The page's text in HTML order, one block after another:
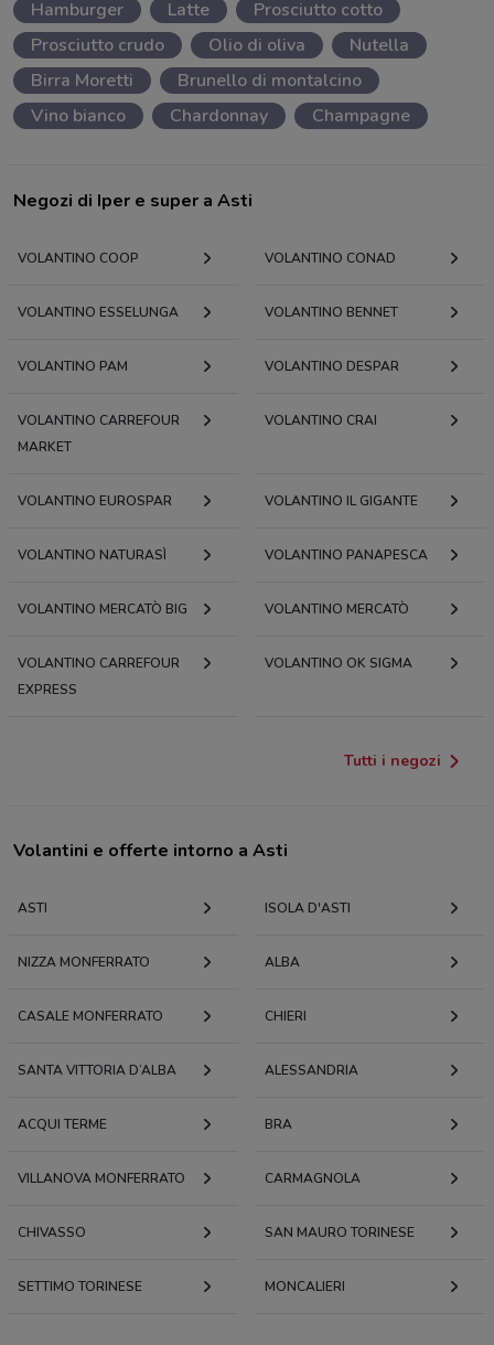
Hamburger Latte
Prosciutto cotto
Prosciutto crudo
Olio di oliva
Nutella
Birra Moretti
Brunello di montalcino
Vino bianco
Chardonnay Champagne
Negozi di Iper e super a Asti
VOLANTINO COOP VOLANTINO CONAD
VOLANTINO ESSELUNGA VOLANTINO BENNET
VOLANTINO PAM VOLANTINO DESPAR
VOLANTINO CARREFOUR
MARKET
VOLANTINO CRAI
VOLANTINO EUROSPAR VOLANTINO IL GIGANTE
VOLANTINO NATURASÌ VOLANTINO PANAPESCA
VOLANTINO MERCATÒ BIG VOLANTINO MERCATÒ
VOLANTINO CARREFOUR
EXPRESS
VOLANTINO OK SIGMA
Tutti i negozi
Volantini e offerte intorno a Asti
ASTI ISOLA D'ASTI
NIZZA MONFERRATO ALBA
CASALE MONFERRATO CHIERI
SANTA VITTORIA D’ALBA ALESSANDRIA
ACQUI TERME BRA
VILLANOVA MONFERRATO CARMAGNOLA
CHIVASSO SAN MAURO TORINESE
SETTIMO TORINESE MONCALIERI